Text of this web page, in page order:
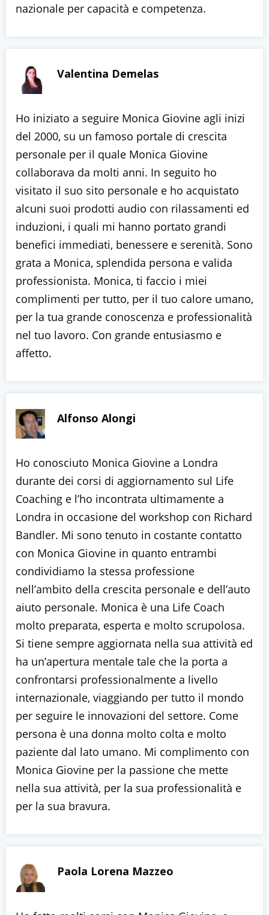
nazionale per capacità e competenza.
Valentina Demelas
Ho iniziato a seguire Monica Giovine agli inizi
del 2000, su un famoso portale di crescita
personale per il quale Monica Giovine
collaborava da molti anni. In seguito ho
visitato il suo sito personale e ho acquistato
alcuni suoi prodotti audio con rilassamenti ed
induzioni, i quali mi hanno portato grandi
benefici immediati, benessere e serenità. Sono
grata a Monica, splendida persona e valida
professionista. Monica, ti faccio i miei
complimenti per tutto, per il tuo calore umano,
per la tua grande conoscenza e professionalità
nel tuo lavoro. Con grande entusiasmo e
affetto.
Alfonso Alongi
Ho conosciuto Monica Giovine a Londra
durante dei corsi di aggiornamento sul Life
Coaching e l’ho incontrata ultimamente a
Londra in occasione del workshop con Richard
Bandler. Mi sono tenuto in costante contatto
con Monica Giovine in quanto entrambi
condividiamo la stessa professione
nell’ambito della crescita personale e dell’auto
aiuto personale. Monica è una Life Coach
molto preparata, esperta e molto scrupolosa.
Si tiene sempre aggiornata nella sua attività ed
ha un’apertura mentale tale che la porta a
confrontarsi professionalmente a livello
internazionale, viaggiando per tutto il mondo
per seguire le innovazioni del settore. Come
persona è una donna molto colta e molto
paziente dal lato umano. Mi complimento con
Monica Giovine per la passione che mette
nella sua attività, per la sua professionalità e
per la sua bravura.
Paola Lorena Mazzeo